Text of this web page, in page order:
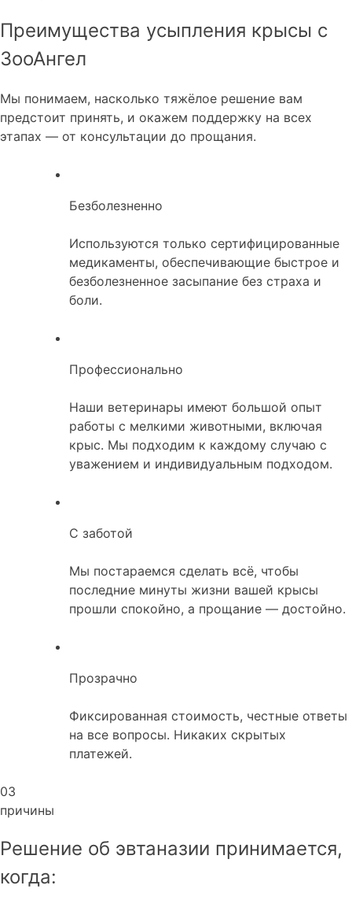
Преимущества усыпления крысы с
ЗооАнгел
Мы понимаем, насколько тяжёлое решение вам
предстоит принять, и окажем поддержку на всех
этапах — от консультации до прощания.
Безболезненно
Используются только сертифицированные
медикаменты, обеспечивающие быстрое и
безболезненное засыпание без страха и
боли.
Профессионально
Наши ветеринары имеют большой опыт
работы с мелкими животными, включая
крыс. Мы подходим к каждому случаю с
уважением и индивидуальным подходом.
С заботой
Мы постараемся сделать всё, чтобы
последние минуты жизни вашей крысы
прошли спокойно, а прощание — достойно.
Прозрачно
Фиксированная стоимость, честные ответы
на все вопросы. Никаких скрытых
платежей.
03
причины
Решение об эвтаназии принимается,
когда: